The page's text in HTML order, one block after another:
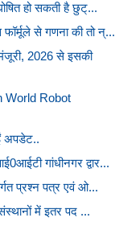
हो सकती है छुट्...
से गणना की तो न्...
2026 से इसकी
World Robot
अपडेट..
गांधीनगर द्वार...
प्रश्न पत्र एवं ओ...
संस्थानों में इतर पद ...